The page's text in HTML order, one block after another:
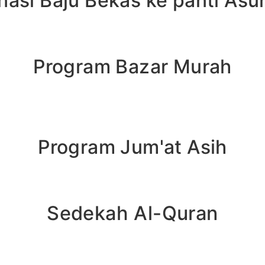
Program Bazar Murah
Program Jum'at Asih
Sedekah Al-Quran